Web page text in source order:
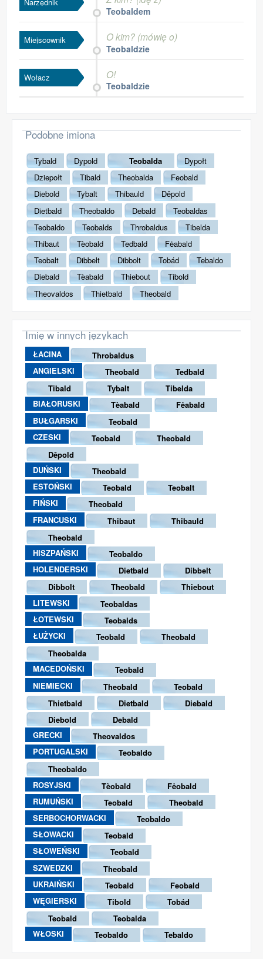
Teobaldem
Miejscownik O kim? (mówię o)
Teobaldzie
Wołacz O!
Teobaldzie
Podobne imiona
Tybald Dypold Teobalda
Dypołt
Dziepołt
Tibald Theobalda
Feobald
Diebold
Tybalt Thibauld
Děpold
Dietbald
Theobaldo Debald
Teobaldas
Teobaldo
Teobalds Throbaldus
Tibelda
Thibaut
Tèobald Tedbald
Fėabald
Teobalt
Dibbelt Dibbolt Tobád
Tebaldo
Diebald
Tèabald Thiebout
Tibold
Theovaldos
Thietbald Theobald
Imię w innych językach
ŁACINA
Throbaldus
ANGIELSKI
Theobald
Tedbald
Tibald
Tybalt
Tibelda
BIAŁORUSKI
Tèabald
Fėabald
BUŁGARSKI
Teobald
CZESKI
Teobald
Theobald
Děpold
DUŃSKI
Theobald
ESTOŃSKI
Teobald
Teobalt
FIŃSKI
Theobald
FRANCUSKI
Thibaut
Thibauld
Theobald
HISZPAŃSKI
Teobaldo
HOLENDERSKI
Dietbald
Dibbelt
Dibbolt
Theobald
Thiebout
LITEWSKI
Teobaldas
ŁOTEWSKI
Teobalds
ŁUŻYCKI
Teobald
Theobald
Theobalda
MACEDOŃSKI
Teobald
NIEMIECKI
Theobald
Teobald
Thietbald
Dietbald
Diebald
Diebold
Debald
GRECKI
Theovaldos
PORTUGALSKI
Teobaldo
Theobaldo
ROSYJSKI
Tèobald
Fėobald
RUMUŃSKI
Teobald
Theobald
SERBOCHORWACKI
Teobaldo
SŁOWACKI
Teobald
SŁOWEŃSKI
Teobald
SZWEDZKI
Theobald
UKRAIŃSKI
Teobald
Feobald
WĘGIERSKI
Tibold
Tobád
Teobald
Teobalda
WŁOSKI
Teobaldo Tebaldo